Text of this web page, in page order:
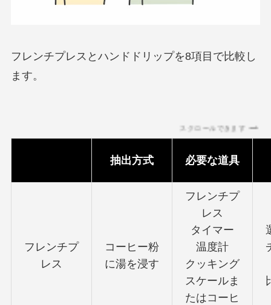
フレンチプレスとハンドドリップを8項目で比較し
ます。
スクロールできます
抽出方式 必要な道具
フレンチプ
レス
コーヒー粉
に湯を浸す
フレンチプ
レス
タイマー
温度計
クッキング
スケールま
たはコーヒ